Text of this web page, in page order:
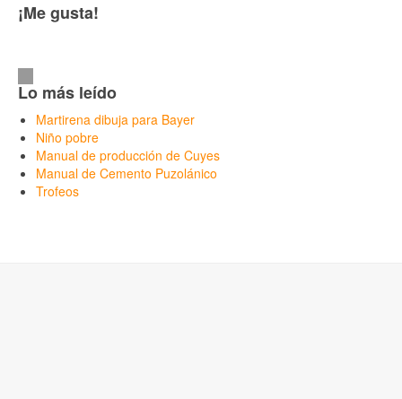
¡Me gusta!
Lo más leído
Martirena dibuja para Bayer
Niño pobre
Manual de producción de Cuyes
Manual de Cemento Puzolánico
Trofeos